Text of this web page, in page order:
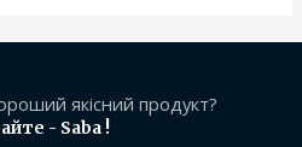
якісний продукт?
- Saba !